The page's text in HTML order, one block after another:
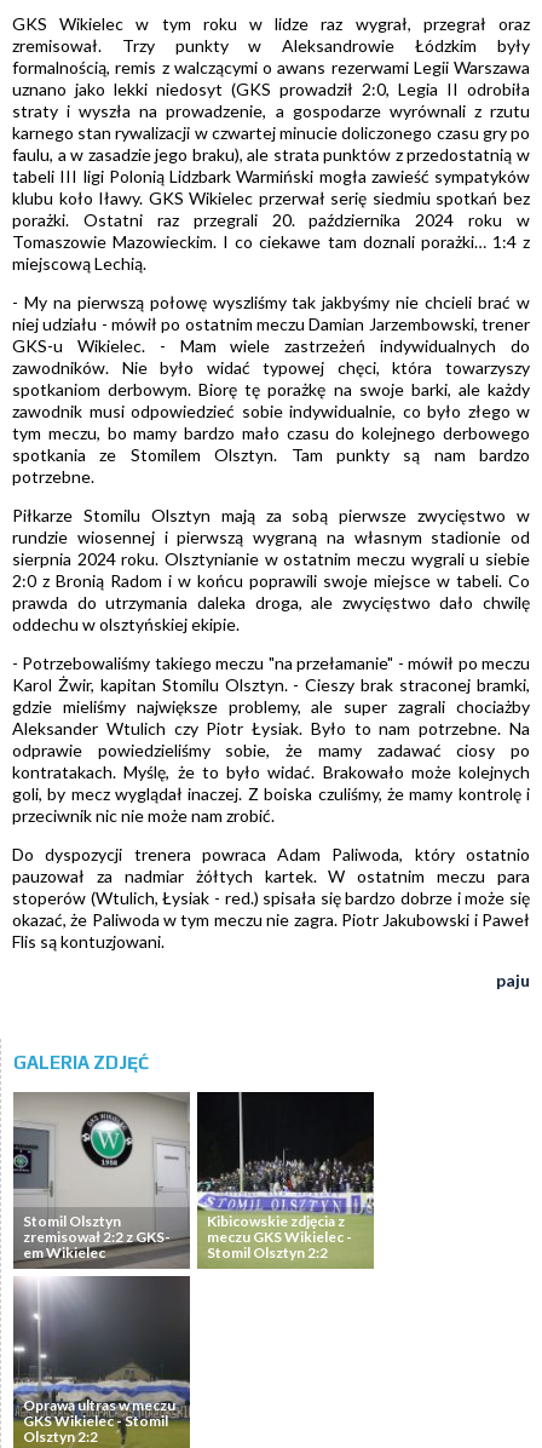
GKS Wikielec w tym roku w lidze raz wygrał, przegrał oraz
zremisował. Trzy punkty w Aleksandrowie Łódzkim były
formalnością, remis z walczącymi o awans rezerwami Legii Warszawa
uznano jako lekki niedosyt (GKS prowadził 2:0, Legia II odrobiła
straty i wyszła na prowadzenie, a gospodarze wyrównali z rzutu
karnego stan rywalizacji w czwartej minucie doliczonego czasu gry po
faulu, a w zasadzie jego braku), ale strata punktów z przedostatnią w
tabeli III ligi Polonią Lidzbark Warmiński mogła zawieść sympatyków
klubu koło Iławy. GKS Wikielec przerwał serię siedmiu spotkań bez
porażki. Ostatni raz przegrali 20. października 2024 roku w
Tomaszowie Mazowieckim. I co ciekawe tam doznali porażki… 1:4 z
miejscową Lechią.
- My na pierwszą połowę wyszliśmy tak jakbyśmy nie chcieli brać w
niej udziału - mówił po ostatnim meczu Damian Jarzembowski, trener
GKS-u Wikielec. - Mam wiele zastrzeżeń indywidualnych do
zawodników. Nie było widać typowej chęci, która towarzyszy
spotkaniom derbowym. Biorę tę porażkę na swoje barki, ale każdy
zawodnik musi odpowiedzieć sobie indywidualnie, co było złego w
tym meczu, bo mamy bardzo mało czasu do kolejnego derbowego
spotkania ze Stomilem Olsztyn. Tam punkty są nam bardzo
potrzebne.
Piłkarze Stomilu Olsztyn mają za sobą pierwsze zwycięstwo w
rundzie wiosennej i pierwszą wygraną na własnym stadionie od
sierpnia 2024 roku. Olsztynianie w ostatnim meczu wygrali u siebie
2:0 z Bronią Radom i w końcu poprawili swoje miejsce w tabeli. Co
prawda do utrzymania daleka droga, ale zwycięstwo dało chwilę
oddechu w olsztyńskiej ekipie.
- Potrzebowaliśmy takiego meczu "na przełamanie" - mówił po meczu
Karol Żwir, kapitan Stomilu Olsztyn. - Cieszy brak straconej bramki,
gdzie mieliśmy największe problemy, ale super zagrali chociażby
Aleksander Wtulich czy Piotr Łysiak. Było to nam potrzebne. Na
odprawie powiedzieliśmy sobie, że mamy zadawać ciosy po
kontratakach. Myślę, że to było widać. Brakowało może kolejnych
goli, by mecz wyglądał inaczej. Z boiska czuliśmy, że mamy kontrolę i
przeciwnik nic nie może nam zrobić.
Do dyspozycji trenera powraca Adam Paliwoda, który ostatnio
pauzował za nadmiar żółtych kartek. W ostatnim meczu para
stoperów (Wtulich, Łysiak - red.) spisała się bardzo dobrze i może się
okazać, że Paliwoda w tym meczu nie zagra. Piotr Jakubowski i Paweł
Flis są kontuzjowani.
paju
GALERIA ZDJĘĆ
Stomil Olsztyn
zremisował 2:2 z GKS-
em Wikielec
Kibicowskie zdjęcia z
meczu GKS Wikielec -
Stomil Olsztyn 2:2
Oprawa ultras w meczu
GKS Wikielec - Stomil
Olsztyn 2:2